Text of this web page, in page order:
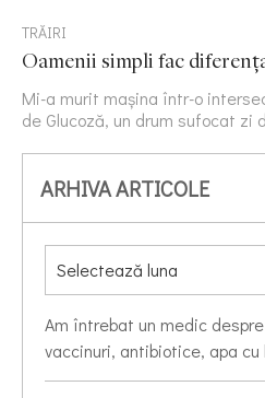
TRĂIRI
Oamenii simpli fac
Mi-a murit mașina într-o
de Glucoză, un drum sufocat zi
ARHIVA ARTICOLE
Am întrebat un medic
vaccinuri, antibiotice, apa